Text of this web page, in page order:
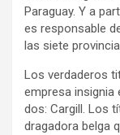
Para­guay. Y a
es res­pon­sa­ble
las siete
Los ver­da­de­ros
empresa insig­nia
dos: Car­gill. Los
dra­ga­dora belga